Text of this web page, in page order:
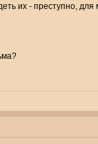
их - преступно,